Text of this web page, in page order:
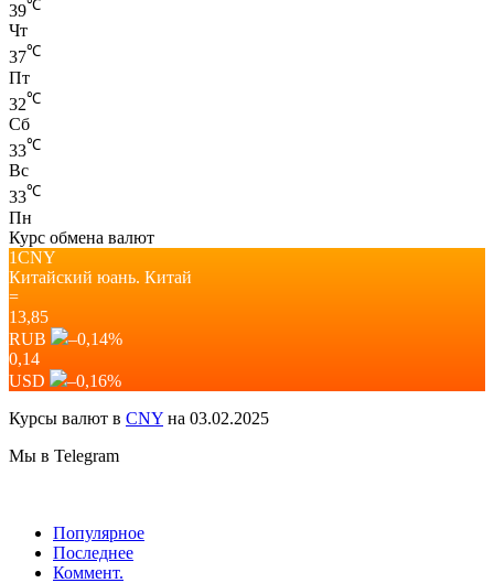
39℃
Чт
37℃
Пт
32℃
Сб
33℃
Вс
33℃
Пн
Курс обмена валют
1CNY
Китайский юань. Китай
=
13,85
RUB
–0,14%
0,14
USD
–0,16%
Курсы валют в CNY на 03.02.2025
Мы в Telegram
Популярное
Последнее
Коммент.